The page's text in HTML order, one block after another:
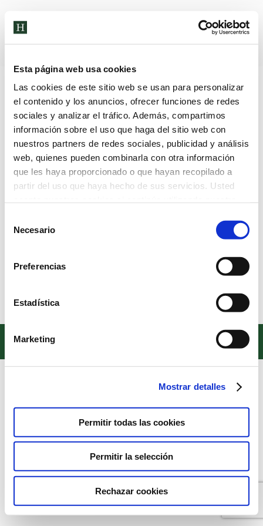
Esta página web usa cookies
Las cookies de este sitio web se usan para personalizar
el contenido y los anuncios, ofrecer funciones de redes
sociales y analizar el tráfico. Además, compartimos
información sobre el uso que haga del sitio web con
nuestros partners de redes sociales, publicidad y análisis
web, quienes pueden combinarla con otra información
que les haya proporcionado o que hayan recopilado a
partir del uso que haya hecho de sus servicios. Usted
Necesario
Preferencias
Estadística
Marketing
Mostrar detalles
Permitir todas las cookies
Permitir la selección
Rechazar cookies
Archivos diarios:
12 de octubre
de 2022
Nuestra plataforma virtual evoluciona a
CANVAS
Nuestra plataforma virtual evoluciona a CANVAS, para
desarrollar los contenidos educativos y pedagógicos del
colegio.
Copyright © 2022. Todos los derechos reservados